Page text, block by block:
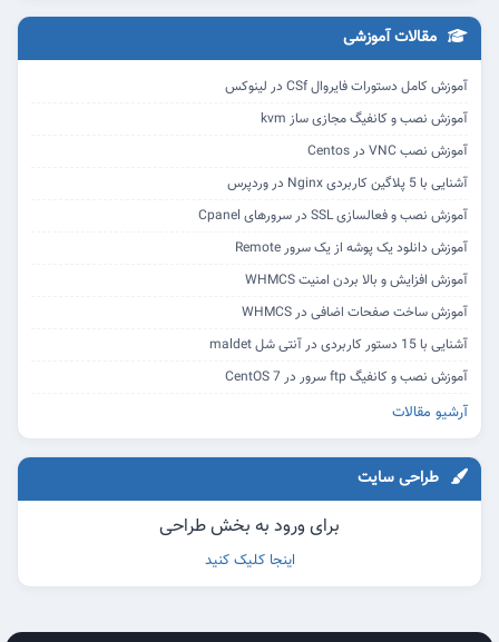
مقالات آموزشی
آموزش کامل دستورات فایروال CSf در لینوکس
آموزش نصب و کانفیگ مجازی ساز kvm
آموزش نصب VNC در Centos
آشنایی با 5 پلاگین کاربردی Nginx در وردپرس
آموزش نصب و فعالسازی SSL در سرورهای Cpanel
آموزش دانلود یک پوشه از یک سرور Remote
آموزش افزایش و بالا بردن امنیت WHMCS
آموزش ساخت صفحات اضافی در WHMCS
آشنایی با 15 دستور کاربردی در آنتی شل maldet
آموزش نصب و کانفیگ ftp سرور در CentOS 7
آرشیو مقالات
طراحی سایت
برای ورود به بخش طراحی
اینجا کلیک کنید